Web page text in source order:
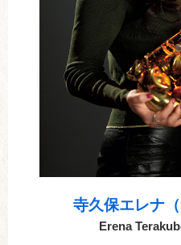
寺久保エレナ
Erena